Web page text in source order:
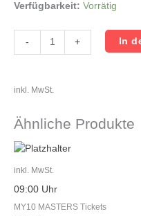
Verfügbarkeit: Vorrätig
- + In
inkl. MwSt.
Ähnliche Produkte
inkl. MwSt.
09:00 Uhr
MY10 MASTERS Tickets